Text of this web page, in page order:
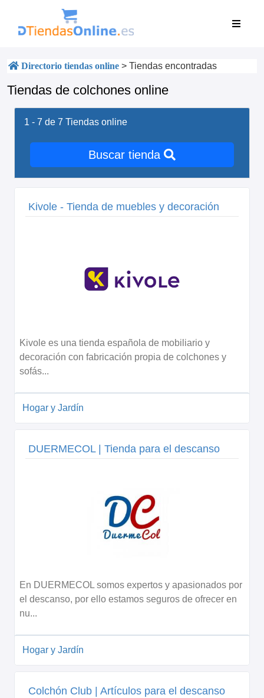
Directorio tiendas online > Tiendas encontradas
Tiendas de colchones online
1 - 7 de 7 Tiendas online
Buscar tienda
Kivole - Tienda de muebles y decoración
Kivole es una tienda española de mobiliario y
decoración con fabricación propia de colchones y
sofás...
Hogar y Jardín
DUERMECOL | Tienda para el descanso
En DUERMECOL somos expertos y apasionados por
el descanso, por ello estamos seguros de ofrecer en
nu...
Hogar y Jardín
Colchón Club | Artículos para el descanso